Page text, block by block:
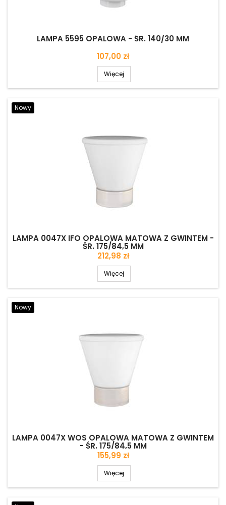
LAMPA 5595 OPALOWA - ŚR. 140/30 MM
Cena
107,00 zł
Więcej
Nowy
LAMPA 0047X IFO OPALOWA MATOWA Z GWINTEM -
ŚR. 175/84,5 MM
Cena
212,98 zł
Więcej
Nowy
LAMPA 0047X WOS OPALOWA MATOWA Z GWINTEM
- ŚR. 175/84,5 MM
Cena
155,99 zł
Więcej